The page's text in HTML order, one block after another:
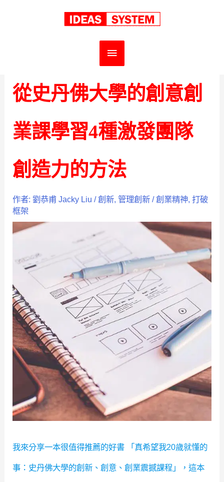
主
選
單
創新
從史丹佛大學的創意創業課學習4種激發團隊創造力的方
從史丹佛大學的創意創
業課學習4種激發團隊
創造力的方法
作者:劉恭甫 Jacky Liu/創新, 管理創新 /創業精神,打破
框架
我來分享一本很值得推薦的好書 「真希望我20歲就懂的
事：史丹佛大學的創新、創意、創業震撼課程」，這本